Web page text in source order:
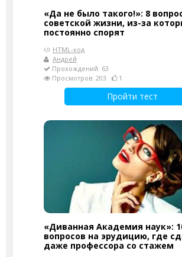
«Да не было такого!»: 8
советской жизни, из-за
постоянно спорят
HTML-код
Андрей
Прохождений: 63
Просмотров: 203
1
Пройти тест
«Диванная Академия наук»:
вопросов на эрудицию, где
даже профессора со стажем